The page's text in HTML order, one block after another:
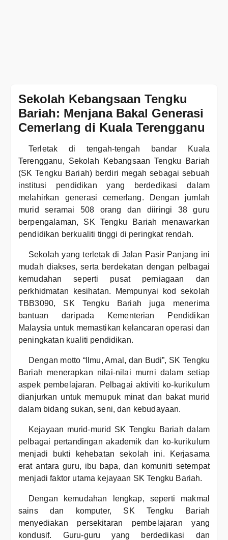
Sekolah Kebangsaan Tengku
Bariah: Menjana Bakal Generasi
Cemerlang di Kuala Terengganu
Terletak di tengah-tengah bandar Kuala
Terengganu, Sekolah Kebangsaan Tengku Bariah
(SK Tengku Bariah) berdiri megah sebagai sebuah
institusi pendidikan yang berdedikasi dalam
melahirkan generasi cemerlang. Dengan jumlah
murid seramai 508 orang dan diiringi 38 guru
berpengalaman, SK Tengku Bariah menawarkan
pendidikan berkualiti tinggi di peringkat rendah.
Sekolah yang terletak di Jalan Pasir Panjang ini
mudah diakses, serta berdekatan dengan pelbagai
kemudahan seperti pusat perniagaan dan
perkhidmatan kesihatan. Mempunyai kod sekolah
TBB3090, SK Tengku Bariah juga menerima
bantuan daripada Kementerian Pendidikan
Malaysia untuk memastikan kelancaran operasi dan
peningkatan kualiti pendidikan.
Dengan motto “Ilmu, Amal, dan Budi”, SK Tengku
Bariah menerapkan nilai-nilai murni dalam setiap
aspek pembelajaran. Pelbagai aktiviti ko-kurikulum
dianjurkan untuk memupuk minat dan bakat murid
dalam bidang sukan, seni, dan kebudayaan.
Kejayaan murid-murid SK Tengku Bariah dalam
pelbagai pertandingan akademik dan ko-kurikulum
menjadi bukti kehebatan sekolah ini. Kerjasama
erat antara guru, ibu bapa, dan komuniti setempat
menjadi faktor utama kejayaan SK Tengku Bariah.
Dengan kemudahan lengkap, seperti makmal
sains dan komputer, SK Tengku Bariah
menyediakan persekitaran pembelajaran yang
kondusif. Guru-guru yang berdedikasi dan